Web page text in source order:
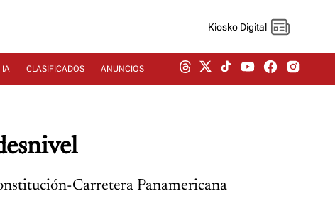
Kiosko Digital
IA CLASIFICADOS ANUNCIOS
Carretera Panamericana